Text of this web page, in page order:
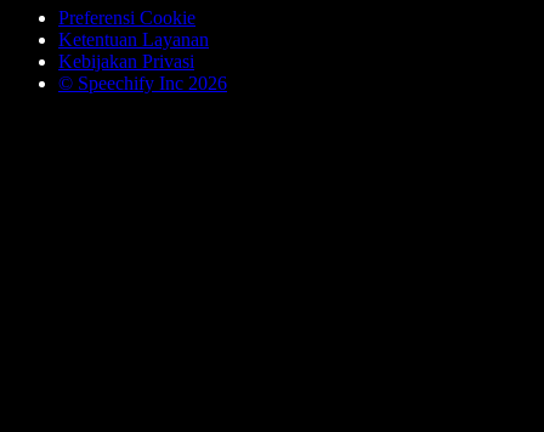
Preferensi Cookie
Ketentuan Layanan
Kebijakan Privasi
© Speechify Inc 2026